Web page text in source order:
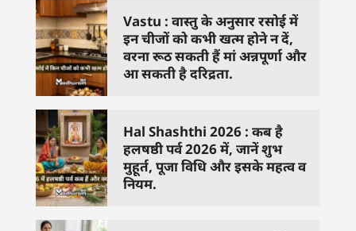
Vastu : वास्तु के अनुसार रसोई में
इन चीजों को कभी खत्म होने न दें,
वरना रूठ सकती हैं मां अन्नपूर्णा और
आ सकती है दरिद्रता.
Hal Shashthi 2026 : कब है
हलषष्ठी पर्व 2026 में, जानें शुभ
मुहूर्त, पूजा विधि और इसके महत्व व
नियम.